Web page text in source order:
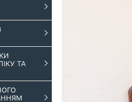
ТА